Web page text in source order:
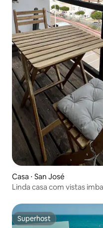
Casa ⋅ San José
Linda casa com vistas
Superhost
Superhost